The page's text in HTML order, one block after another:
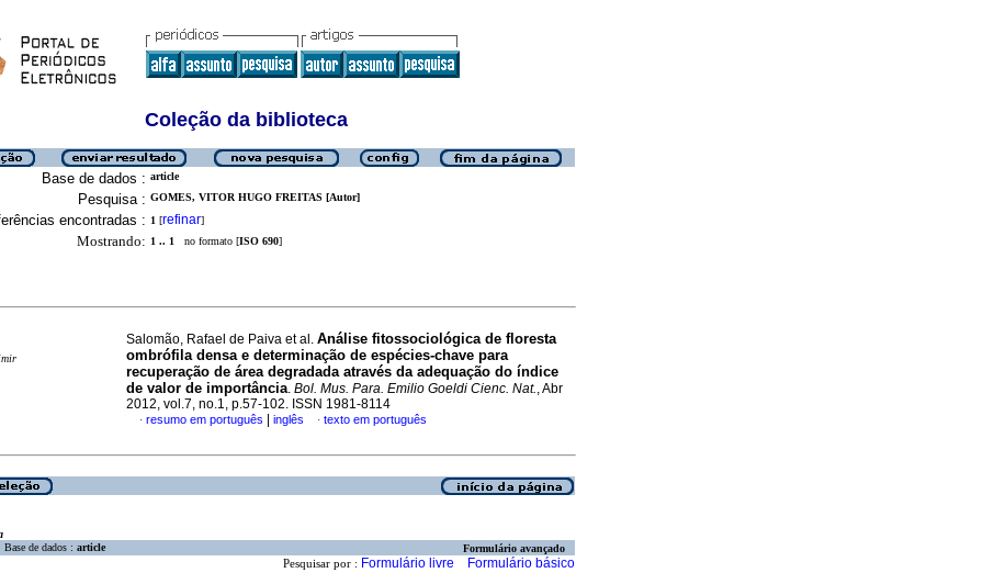
Coleção da biblioteca
Base de dados : article
Pesquisa : GOMES, VITOR HUGO FREITAS [Autor]
encontradas : 1 [refinar]
Mostrando: 1 .. 1 no formato [ISO 690]
Salomão, Rafael de Paiva et al. Análise fitossociológica de floresta
ombrófila densa e determinação de espécies-chave para
recuperação de área degradada através da adequação do índice
de valor de importância. Bol. Mus. Para. Emilio Goeldi Cienc. Nat., Abr
2012, vol.7, no.1, p.57-102. ISSN 1981-8114
· resumo em português inglês · texto em português
Base de dados : article Formulário avançado
Pesquisar por : Formulário livre Formulário básico